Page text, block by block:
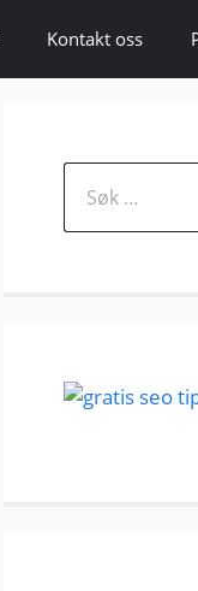
Kontakt oss
etter: